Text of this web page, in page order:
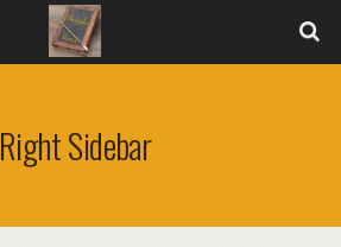
Right Sidebar